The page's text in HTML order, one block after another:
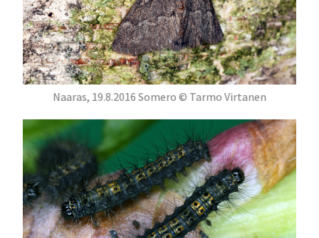
Naaras, 19.8.2016 Somero © Tarmo Virtanen